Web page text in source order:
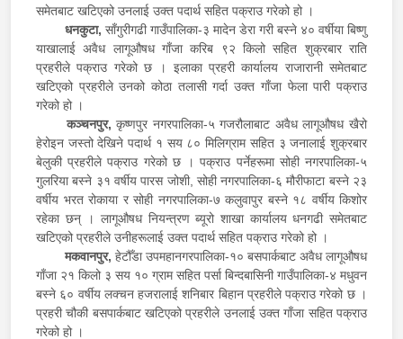
समेतबाट खटिएको उनलाई उक्त पदार्थ सहित पक्राउ गरेको हो ।
धनकुटा, साँगुरीगढी गाउँपालिका-३ मादेन डेरा गरी बस्ने ४० वर्षीया बिष्णु
याखालाई अवैध लागूऔषध गाँजा करिब ९२ किलो सहित शुक्रबार राति
प्रहरीले पक्राउ गरेको छ । इलाका प्रहरी कार्यालय राजारानी समेतबाट
खटिएको प्रहरीले उनको कोठा तलासी गर्दा उक्त गाँजा फेला पारी पक्राउ
गरेको हो ।
कञ्चनपुर, कृष्णपुर नगरपालिका-५ गजरौलाबाट अवैध लागूऔषध खैरो
हेरोइन जस्तो देखिने पदार्थ १ सय ८० मिलिग्राम सहित ३ जनालाई शुक्रबार
बेलुकी प्रहरीले पक्राउ गरेको छ । पक्राउ पर्नेहरूमा सोही नगरपालिका-५
गुलरिया बस्ने ३१ वर्षीय पारस जोशी, सोही नगरपालिका-६ मौरीफाटा बस्ने २३
वर्षीय भरत रोकाया र सोही नगरपालिका-७ कलुवापुर बस्ने १८ वर्षीय किशोर
रहेका छन् । लागूऔषध नियन्त्रण ब्यूरो शाखा कार्यालय धनगढी समेतबाट
खटिएको प्रहरीले उनीहरूलाई उक्त पदार्थ सहित पक्राउ गरेको हो ।
मकवानपुर, हेटौँडा उपमहानगरपालिका-१० बसपार्कबाट अवैध लागूऔषध
गाँजा २१ किलो ३ सय १० ग्राम सहित पर्सा बिन्दबासिनी गाउँपालिका-४ मधुवन
बस्ने ६० वर्षीय लक्चन हजरालाई शनिबार बिहान प्रहरीले पक्राउ गरेको छ ।
प्रहरी चौकी बसपार्कबाट खटिएको प्रहरीले उनलाई उक्त गाँजा सहित पक्राउ
गरेको हो ।